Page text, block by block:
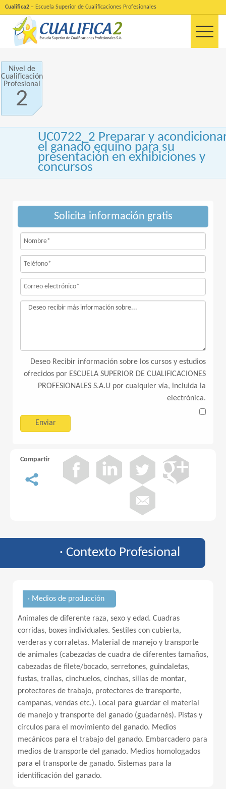
Cualifica2 – Escuela Superior de Cualificaciones Profesionales
Nivel de
Cualificación
Profesional
2
UC0722_2 Preparar y
el ganado equino para su
presentación en exhibiciones y
concursos
Solicita información gratis
Deseo Recibir información sobre los cursos y estudios
ofrecidos por ESCUELA SUPERIOR DE CUALIFICACIONES
PROFESIONALES S.A.U por cualquier vía, incluida la
electrónica.
Compartir
· Contexto Profesional
· Medios de producción
Animales de diferente raza, sexo y edad. Cuadras
corridas, boxes individuales. Sestiles con cubierta,
verderas y corraletas. Material de manejo y transporte
de animales (cabezadas de cuadra de diferentes tamaños,
cabezadas de filete/bocado, serretones, guindaletas,
fustas, trallas, cinchuelos, cinchas, sillas de montar,
protectores de trabajo, protectores de transporte,
campanas, vendas etc.). Local para guardar el material
de manejo y transporte del ganado (guadarnés). Pistas y
círculos para el movimiento del ganado. Medios
mecánicos para el trabajo del ganado. Embarcadero para
medios de transporte del ganado. Medios homologados
para el transporte de ganado. Sistemas para la
identificación del ganado.